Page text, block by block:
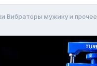
Вибраторы мужику и прочее